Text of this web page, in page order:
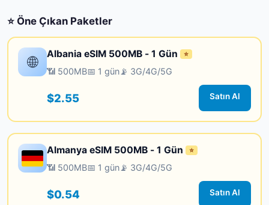
⭐ Öne Çıkan Paketler
🌐 Albania eSIM 500MB - 1 Gün ⭐
📶 500MB📅 1 gün📡 3G/4G/5G
$2.55 Satın Al
Almanya eSIM 500MB - 1 Gün ⭐
📶 500MB📅 1 gün📡 3G/4G/5G
$0.54 Satın Al